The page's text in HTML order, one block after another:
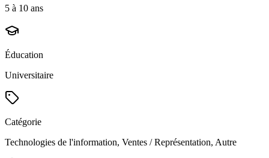
5 à 10 ans
Éducation
Universitaire
Catégorie
Technologies de l'information, Ventes / Représentation, Autre